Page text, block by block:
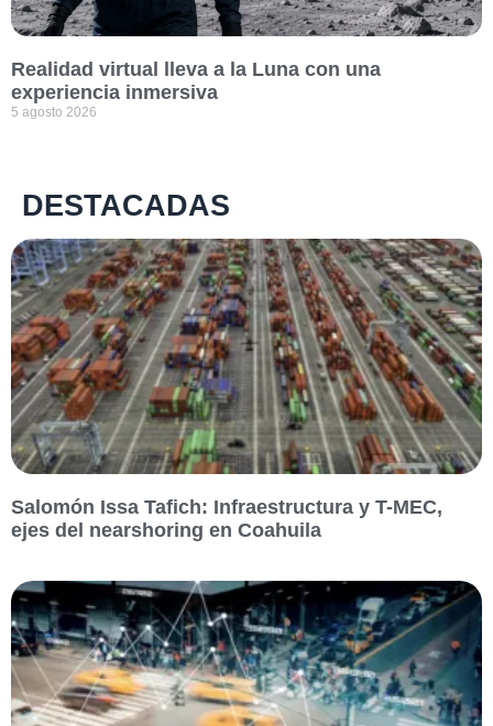
Realidad virtual lleva a la Luna con una
experiencia inmersiva
5 agosto 2026
DESTACADAS
Salomón Issa Tafich: Infraestructura y T-MEC,
ejes del nearshoring en Coahuila